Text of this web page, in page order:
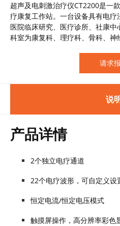
超声及电刺激治疗仪CT2200是一
疗康复工作站。一台设备具有电
医院临床研究、医疗诊所、社康
科室为康复科、理疗科、骨科、神
请求
说
产品详情
2个独立电疗通道
22个电疗波形，可自定义设
恒定电流/恒定电压模式
触摸屏操作，高分辨率彩色